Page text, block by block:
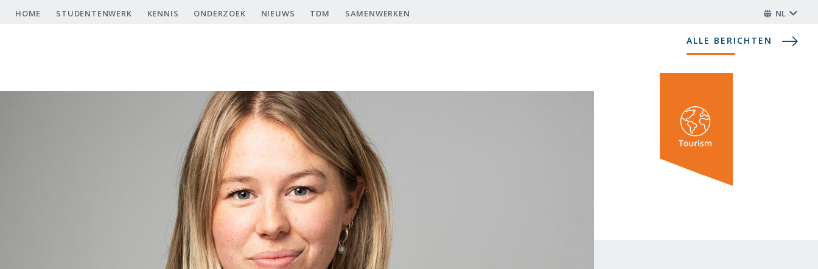
Overslaan
ALLE BERICHTEN
HOME STUDENTENWERK KENNIS ONDERZOEK NIEUWS TDM SAMENWERKEN NL